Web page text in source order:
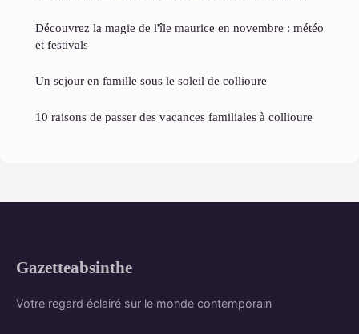
Découvrez la magie de l'île maurice en novembre : météo
et festivals
Un sejour en famille sous le soleil de collioure
10 raisons de passer des vacances familiales à collioure
Gazetteabsinthe
Votre regard éclairé sur le monde contemporain